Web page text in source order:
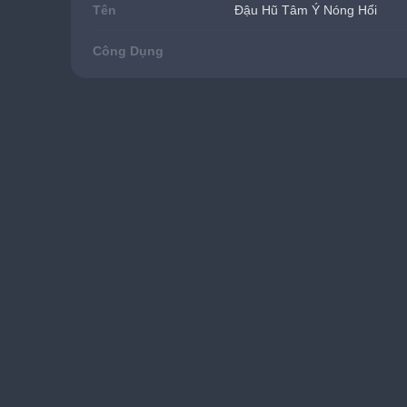
Tên Đậu Hũ Tâm Ý Nóng Hổi
Công Dụng